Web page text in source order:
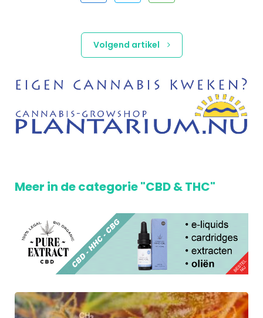
Volgend artikel
Meer in de categorie "CBD & THC"